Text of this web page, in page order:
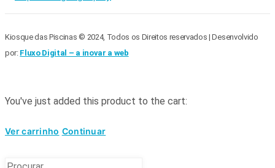
Kiosque das Piscinas © 2024, Todos os Direitos reservados | Desenvolvido
por: Fluxo Digital – a inovar a web
You've just added this product to the cart:
Ver carrinho Continuar